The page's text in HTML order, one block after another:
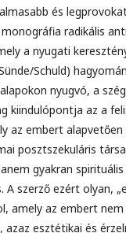
és
radikális
a nyugati
Schuld)
nyugvó, a
kiindulópontja az a
az embert
posztszekuláris
gyakran spirituális
A szerző ezért olyan,
amely az embert
azaz esztétikai és